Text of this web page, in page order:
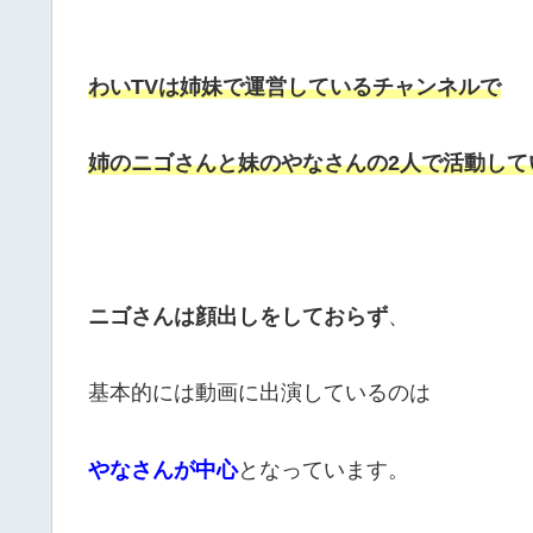
わいTVは姉妹で運営しているチャンネルで
姉のニゴさんと妹のやなさんの2人で活動し
ニゴさんは顔出しをしておらず、
基本的には動画に出演しているのは
やなさんが中心となっています。